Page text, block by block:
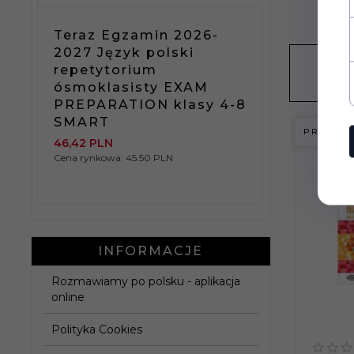
Teraz Egzamin 2026-
2027 Język polski
repetytorium
ósmoklasisty EXAM
PREPARATION klasy 4-8
SMART
46,42 PLN
Cena rynkowa: 45.50 PLN
Nowe
anych i
Cena
INFORMACJE
Rozmawiamy po polsku - aplikacja
online
Polityka Cookies